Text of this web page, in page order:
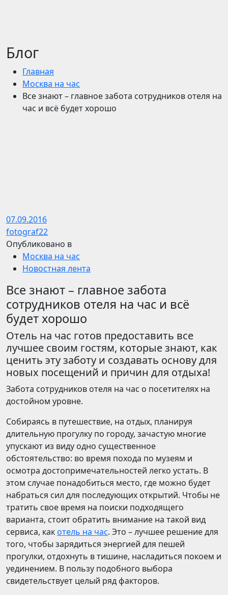
Блог
Главная
Москва на час
Все знают – главное забота сотрудников отеля на
час и всё будет хорошо
07.09.2016
fotograf22
Опубликовано в
Москва на час
Новостная лента
Все знают – главное забота
сотрудников отеля на час и всё
будет хорошо
Отель на час готов предоставить все
лучшее своим гостям, которые знают, как
ценить эту заботу и создавать основу для
новых посещений и причин для отдыха!
Забота сотрудников отеля на час о посетителях на
достойном уровне.
Собираясь в путешествие, на отдых, планируя
длительную прогулку по городу, зачастую многие
упускают из виду одно существенное
обстоятельство: во время похода по музеям и
осмотра достопримечательностей легко устать. В
этом случае понадобиться место, где можно будет
набраться сил для последующих открытий. Чтобы не
тратить свое время на поиски подходящего
варианта, стоит обратить внимание на такой вид
сервиса, какотель на час. Это – лучшее решение для
того, чтобы зарядиться энергией для пешей
прогулки, отдохнуть в тишине, насладиться покоем и
уединением. В пользу подобного выбора
свидетельствует целый ряд факторов.